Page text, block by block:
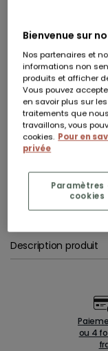
17,95 €
Dont 0,06 € d'éco-participation
En stock
Livraison à domicile sous 5
Apporter de la
géotextile à la fois
plantes !
Description produit
ou 4
Bienvenue sur
Nos partenaires et
informations non
produits et afficher
Vous pouvez
en savoir plus sur
traitements que
travaillons, vous
cookies. Pour en
privée
Paramètres
cookies